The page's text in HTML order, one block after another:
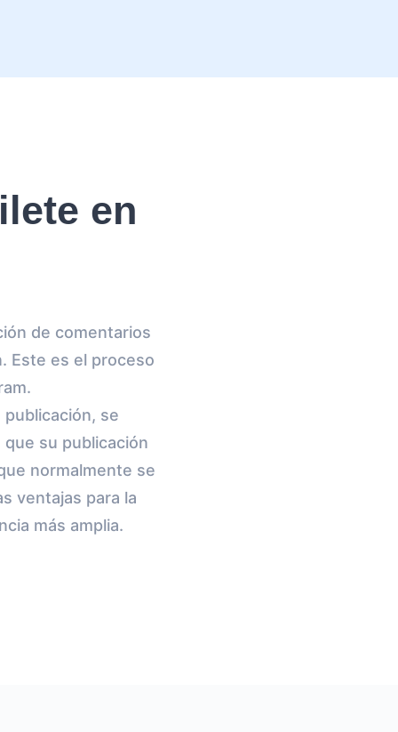
en
de comentarios
Este es el proceso
se
su publicación
normalmente se
ventajas para la
más amplia.